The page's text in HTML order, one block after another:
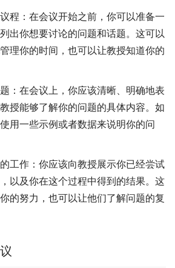
程：在会议开始之前，你可以准备一
出你想要讨论的问题和话题。这可以
理你的时间，也可以让教授知道你的
：在会议上，你应该清晰、明确地表
授能够了解你的问题的具体内容。如
用一些示例或者数据来说明你的问
工作：你应该向教授展示你已经尝试
以及你在这个过程中得到的结果。这
的努力，也可以让他们了解问题的复